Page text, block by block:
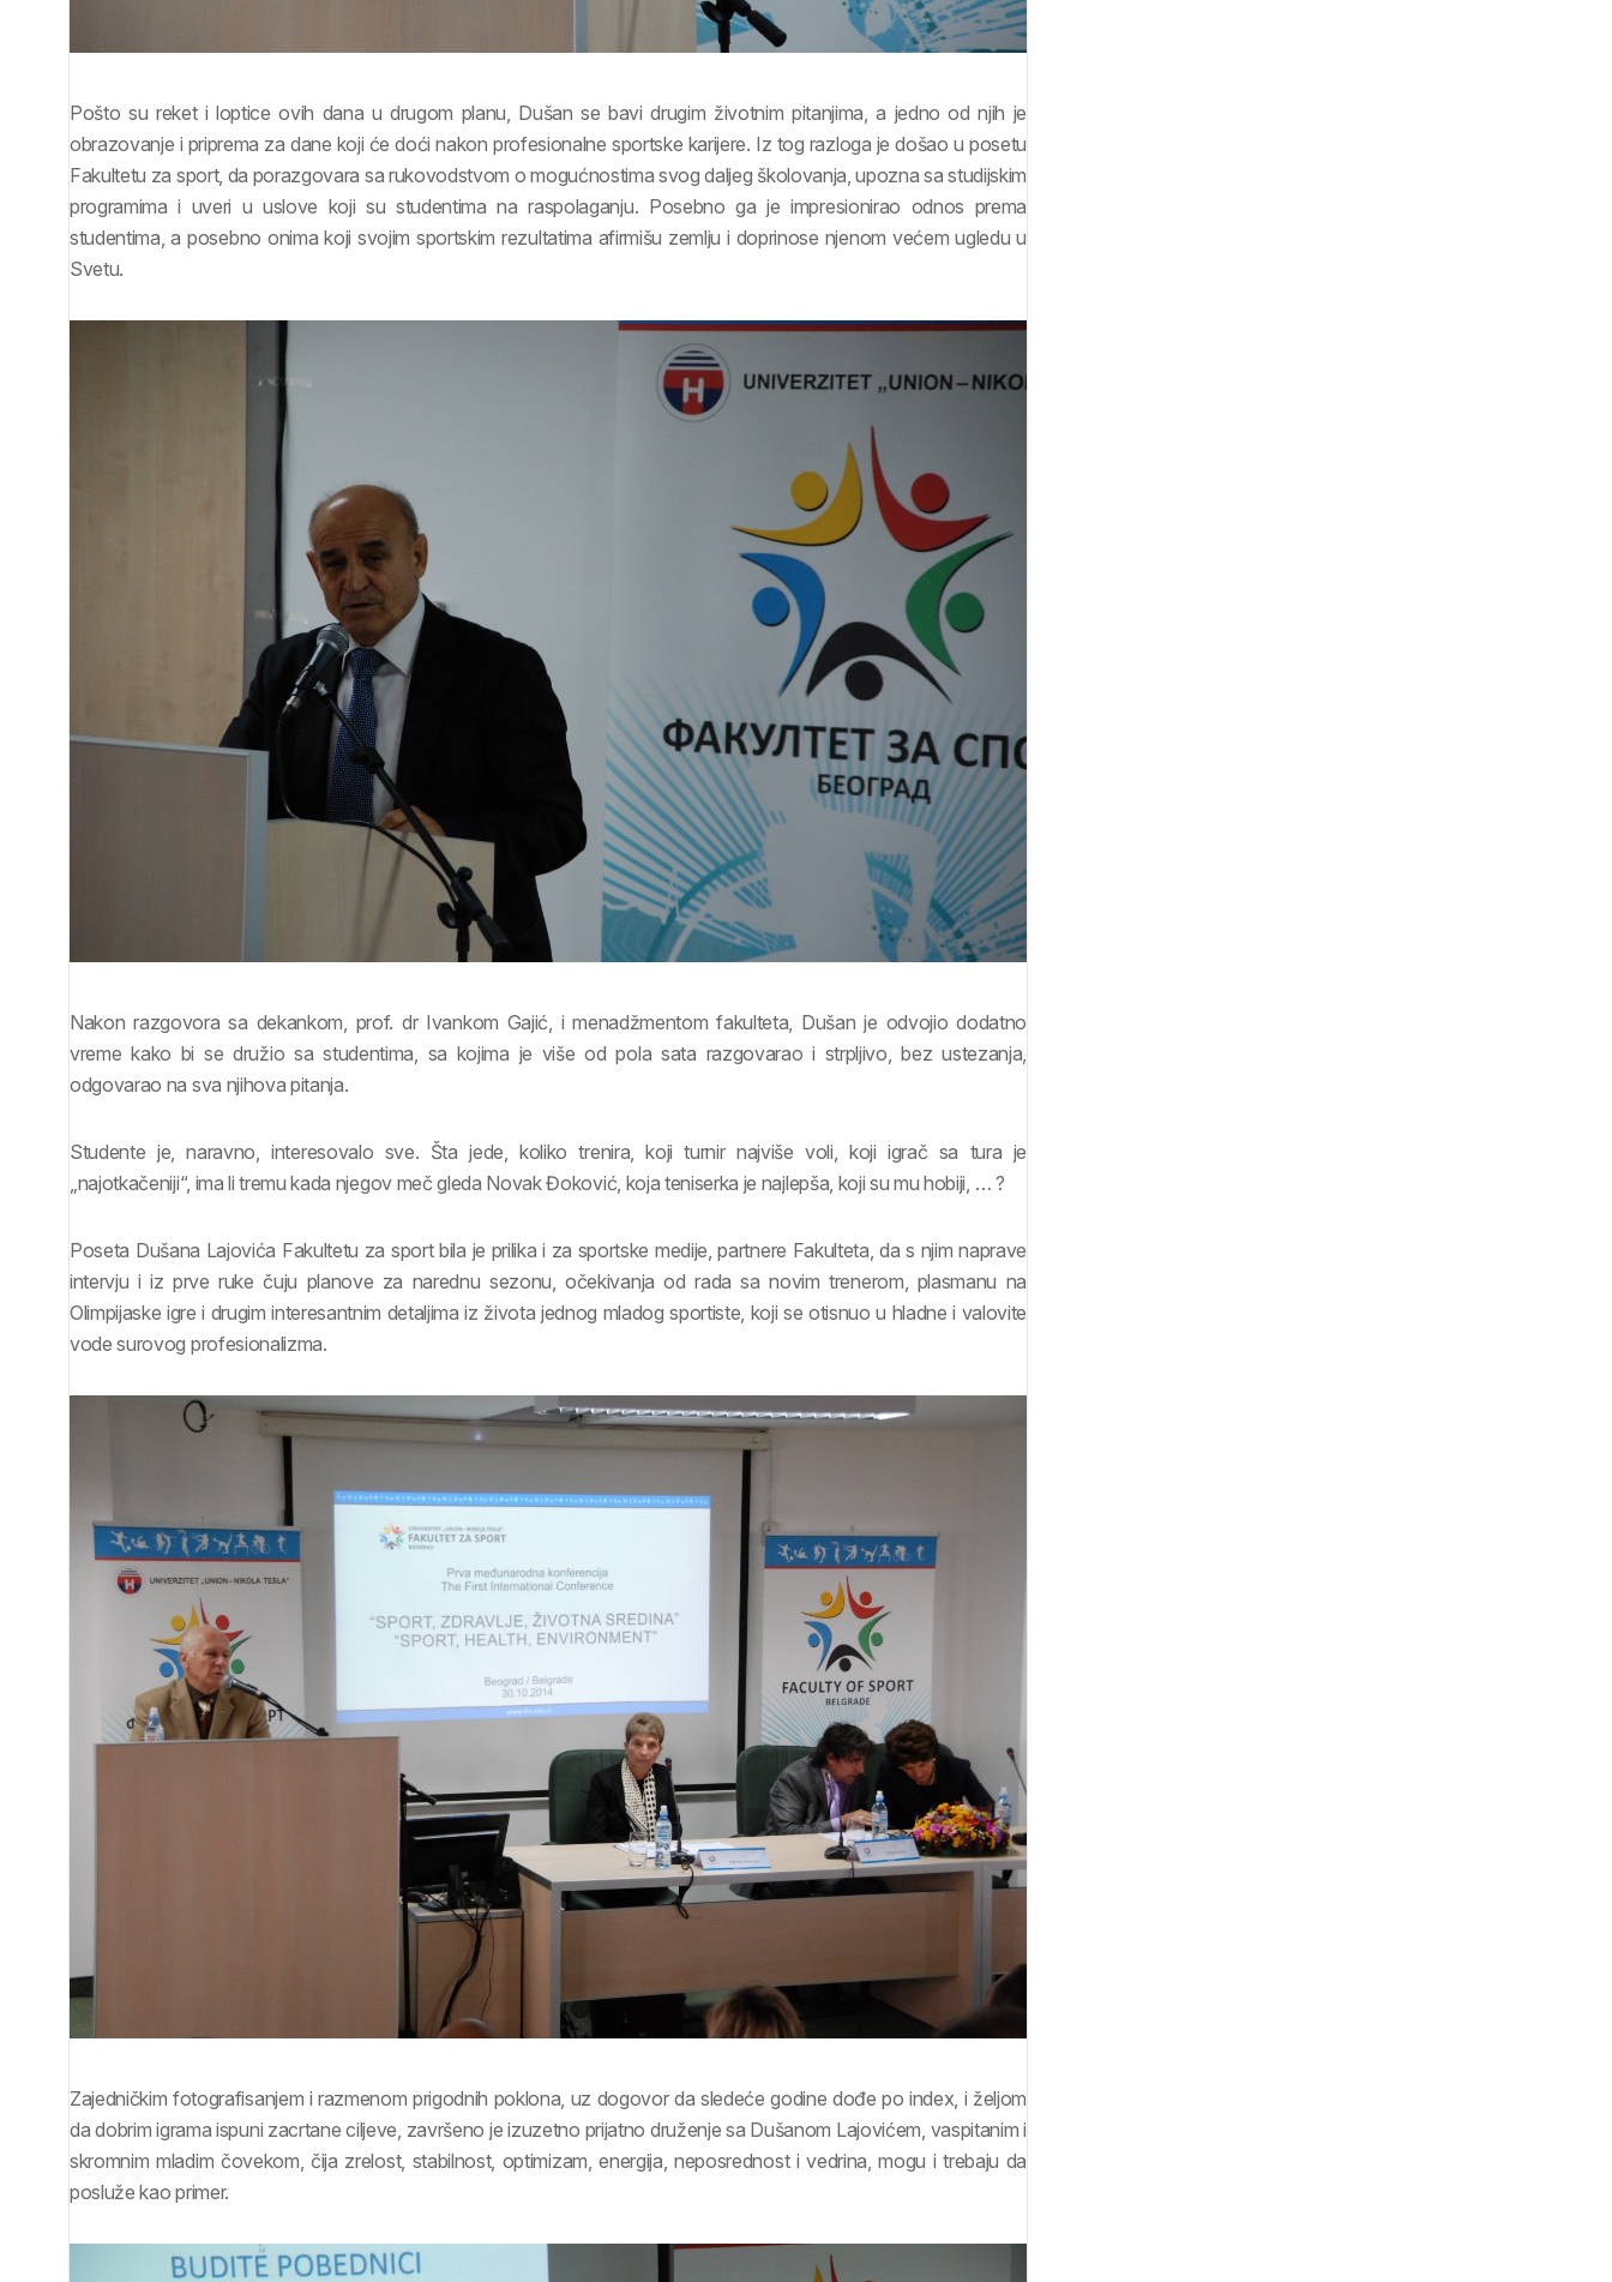
Pošto su reket i loptice ovih dana u drugom planu, Dušan se bavi drugim životnim pitanjima, a jedno od njih je
obrazovanje i priprema za dane koji će doći nakon profesionalne sportske karijere. Iz tog razloga je došao u posetu
Fakultetu za sport, da porazgovara sa rukovodstvom o mogućnostima svog daljeg školovanja, upozna sa studijskim
programima i uveri u uslove koji su studentima na raspolaganju. Posebno ga je impresionirao odnos prema
studentima, a posebno onima koji svojim sportskim rezultatima afirmišu zemlju i doprinose njenom većem ugledu u
Svetu.
Nakon razgovora sa dekankom, prof. dr Ivankom Gajić, i menadžmentom fakulteta, Dušan je odvojio dodatno
vreme kako bi se družio sa studentima, sa kojima je više od pola sata razgovarao i strpljivo, bez ustezanja,
odgovarao na sva njihova pitanja.
Studente je, naravno, interesovalo sve. Šta jede, koliko trenira, koji turnir najviše voli, koji igrač sa tura je
„najotkačeniji“, ima li tremu kada njegov meč gleda Novak Đoković, koja teniserka je najlepša, koji su mu hobiji, … ?
Poseta Dušana Lajovića Fakultetu za sport bila je prilika i za sportske medije, partnere Fakulteta, da s njim naprave
intervju i iz prve ruke čuju planove za narednu sezonu, očekivanja od rada sa novim trenerom, plasmanu na
Olimpijaske igre i drugim interesantnim detaljima iz života jednog mladog sportiste, koji se otisnuo u hladne i valovite
vode surovog profesionalizma.
Zajedničkim fotografisanjem i razmenom prigodnih poklona, uz dogovor da sledeće godine dođe po index, i željom
da dobrim igrama ispuni zacrtane ciljeve, završeno je izuzetno prijatno druženje sa Dušanom Lajovićem, vaspitanim i
skromnim mladim čovekom, čija zrelost, stabilnost, optimizam, energija, neposrednost i vedrina, mogu i trebaju da
posluže kao primer.